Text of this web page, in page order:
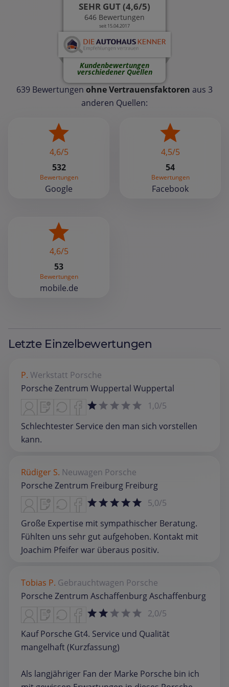
SEHR GUT (4,6/5)
646 Bewertungen
seit 15.04.2017
Kundenbewertungen
verschiedener Quellen
639 Bewertungen ohne Vertrauensfaktoren aus 3
anderen Quellen:
4,6/5
532
Bewertungen
Google
4,5/5
54
Bewertungen
Facebook
4,6/5
53
Bewertungen
mobile.de
Letzte Einzelbewertungen
P. Werkstatt Porsche
Porsche Zentrum Wuppertal Wuppertal
1,0/5
Schlechtester Service den man sich vorstellen
kann.
Rüdiger S. Neuwagen Porsche
Porsche Zentrum Freiburg Freiburg
5,0/5
Große Expertise mit sympathischer Beratung.
Fühlten uns sehr gut aufgehoben. Kontakt mit
Joachim Pfeifer war überaus positiv.
Tobias P. Gebrauchtwagen Porsche
Porsche Zentrum Aschaffenburg Aschaffenburg
2,0/5
Kauf Porsche Gt4. Service und Qualität
mangelhaft (Kurzfassung)
Als langjähriger Fan der Marke Porsche bin ich